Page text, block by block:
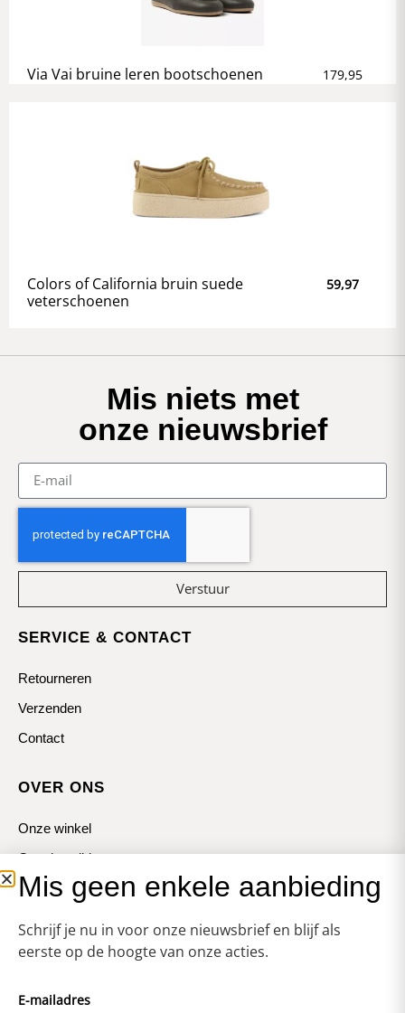
Via Vai bruine leren bootschoenen 179,95
Colors of California bruin suede
veterschoenen
59,97
Mis niets met
onze nieuwsbrief
Verstuur
SERVICE & CONTACT
Retourneren
Verzenden
Contact
OVER ONS
Onze winkel
Openingstijden
Koopzondagen
Mis geen enkele aanbieding
Schrijf je nu in voor onze nieuwsbrief en blijf als
eerste op de hoogte van onze acties.
E-mailadres